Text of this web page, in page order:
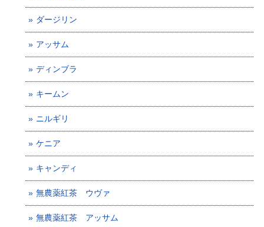
ダージリン
アッサム
ディンブラ
キームン
ニルギリ
ケニア
キャンディ
無農薬紅茶 ウヴァ
無農薬紅茶 アッサム